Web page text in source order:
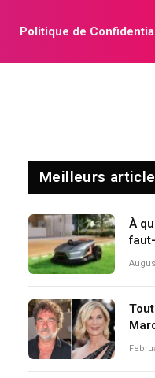
Politique de
Meilleurs
À